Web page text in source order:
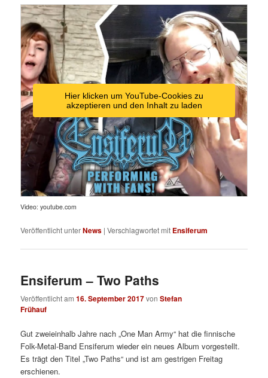
Hier klicken um YouTube-Cookies zu
akzeptieren und den Inhalt zu laden
Video: youtube.com
Veröffentlicht unterNews |Verschlagwortet mit Ensiferum
Ensiferum – Two Paths
Veröffentlicht am16. September 2017vonStefan
Frühauf
Gut zweieinhalb Jahre nach „One Man Army“ hat die finnische
Folk-Metal-Band Ensiferum wieder ein neues Album vorgestellt.
Es trägt den Titel „Two Paths“ und ist am gestrigen Freitag
erschienen.